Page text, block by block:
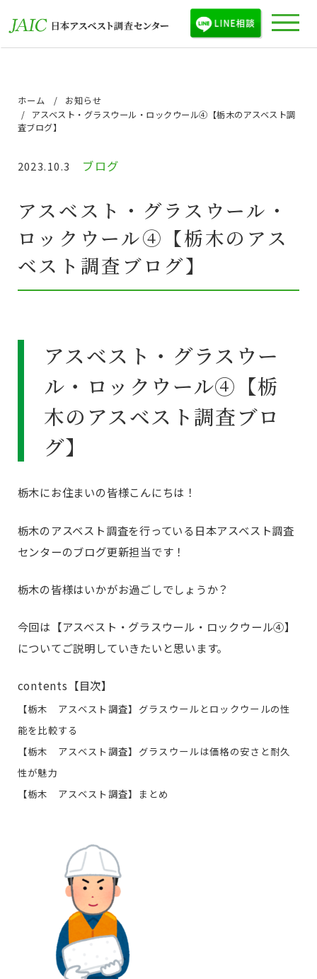
ホーム
お知らせ
アスベスト・グラスウール・ロックウール④【栃木のアスベスト調
査ブログ】
2023.10.3 ブログ
アスベスト・グラスウール・
ロックウール④【栃木のアス
ベスト調査ブログ】
アスベスト・グラスウー
ル・ロックウール④【栃
木のアスベスト調査ブロ
グ】
栃木にお住まいの皆様こんにちは！
栃木のアスベスト調査を行っている日本アスベスト調査
センターのブログ更新担当です！
栃木の皆様はいかがお過ごしでしょうか？
今回は【アスベスト・グラスウール・ロックウール④】
についてご説明していきたいと思います。
contents【目次】
【栃木 アスベスト調査】グラスウールとロックウールの性
能を比較する
【栃木 アスベスト調査】グラスウールは価格の安さと耐久
性が魅力
【栃木 アスベスト調査】まとめ